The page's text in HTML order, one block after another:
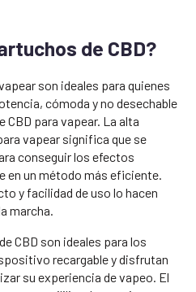
de CBD?
son ideales para quienes
cómoda y no desechable
CBD para vapear. La alta
vapear significa que se
conseguir los efectos
en un método más eficiente.
y facilidad de uso lo hacen
marcha.
CBD son ideales para los
recargable y disfrutan
su experiencia de vapeo. El